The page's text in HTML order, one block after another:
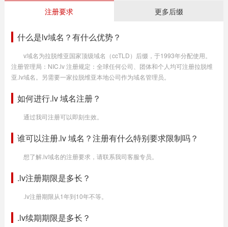
注册要求 更多后缀
什么是lv域名？有什么优势？
v域名为拉脱维亚国家顶级域名（ccTLD）后缀，于1993年分配使用。
注册管理局：NIC.lv 注册规定：全球任何公司、团体和个人均可注册拉脱维
亚.lv域名。另需要一家拉脱维亚本地公司作为域名管理员。
如何进行.lv 域名注册？
通过我司注册可以即刻生效。
谁可以注册.lv 域名？注册有什么特别要求限制吗？
想了解.lv域名的注册要求，请联系我司客服专员。
.lv注册期限是多长？
.lv注册期限从1年到10年不等。
.lv续期期限是多长？